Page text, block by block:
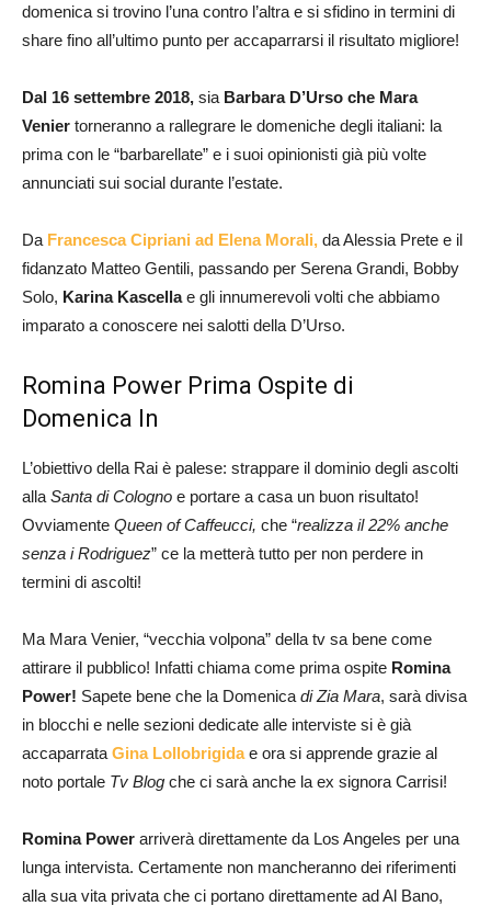
domenica si trovino l’una contro l’altra e si sfidino in termini di
share fino all’ultimo punto per accaparrarsi il risultato migliore!
Dal 16 settembre 2018, sia Barbara D’Urso che Mara
Venier torneranno a rallegrare le domeniche degli italiani: la
prima con le “barbarellate” e i suoi opinionisti già più volte
annunciati sui social durante l’estate.
Da Francesca Cipriani ad Elena Morali, da Alessia Prete e il
fidanzato Matteo Gentili, passando per Serena Grandi, Bobby
Solo, Karina Kascellae gli innumerevoli volti che abbiamo
imparato a conoscere nei salotti della D’Urso.
Romina Power Prima Ospite di
Domenica In
L’obiettivo della Rai è palese: strappare il dominio degli ascolti
alla Santa di Cologno e portare a casa un buon risultato!
Ovviamente Queen of Caffeucci, che “realizza il 22% anche
senza i Rodriguez” ce la metterà tutto per non perdere in
termini di ascolti!
Ma Mara Venier, “vecchia volpona” della tv sa bene come
attirare il pubblico! Infatti chiama come prima ospite Romina
Power! Sapete bene che la Domenica di Zia Mara, sarà divisa
in blocchi e nelle sezioni dedicate alle interviste si è già
accaparrata Gina Lollobrigidae ora si apprende grazie al
noto portale Tv Blog che ci sarà anche la ex signora Carrisi!
Romina Power arriverà direttamente da Los Angeles per una
lunga intervista. Certamente non mancheranno dei riferimenti
alla sua vita privata che ci portano direttamente ad Al Bano,